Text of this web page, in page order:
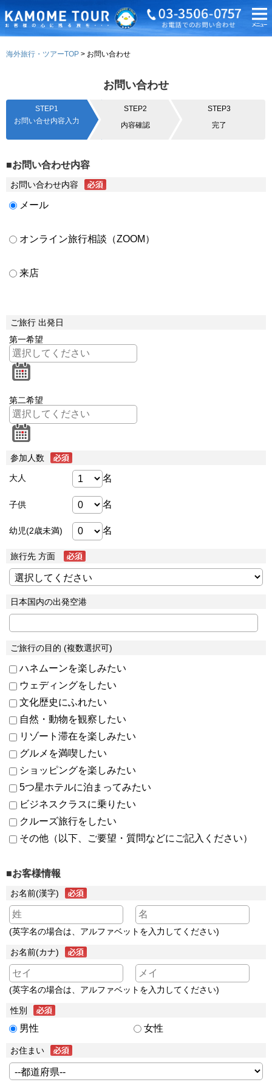
海外旅行・ツアーTOP お問い合わせ
お問い合わせ
STEP1
お問い合せ内容入力
STEP2
内容確認
STEP3
完了
■お問い合わせ内容
お問い合わせ内容
メール
オンライン旅行相談（ZOOM）
来店
ご旅行 出発日
第一希望
第二希望
参加人数
大人 名
子供 名
幼児(2歳未満) 名
旅行先 方面
日本国内の出発空港
ご旅行の目的 (複数選択可)
ハネムーンを楽しみたい
ウェディングをしたい
文化歴史にふれたい
自然・動物を観察したい
リゾート滞在を楽しみたい
グルメを満喫したい
ショッピングを楽しみたい
5つ星ホテルに泊まってみたい
ビジネスクラスに乗りたい
クルーズ旅行をしたい
その他（以下、ご要望・質問などにご記入ください）
■お客様情報
お名前(漢字)
(英字名の場合は、アルファベットを入力してください)
お名前(カナ)
(英字名の場合は、アルファベットを入力してください)
性別
男性 女性
お住まい